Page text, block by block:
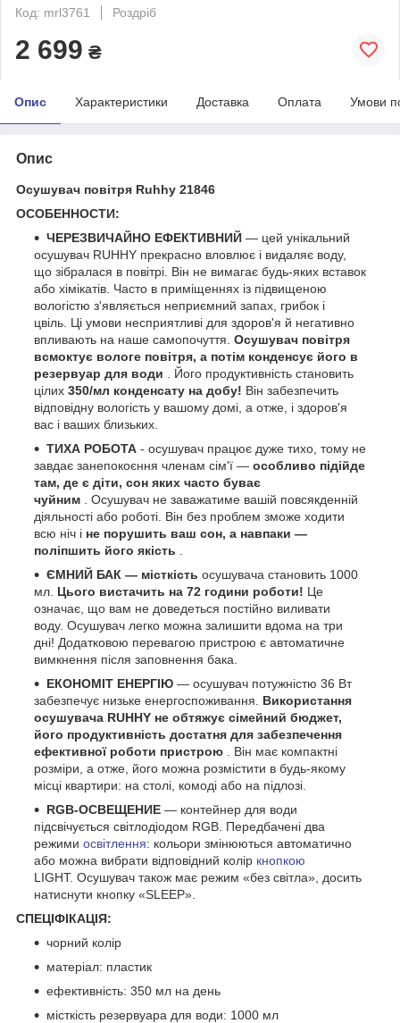
Код: mrl3761
Роздріб
2 699 ₴
Опис Характеристики Доставка Оплата Умови
Опис
Осушувач повітря Ruhhy 21846
ОСОБЕННОСТИ:
ЧЕРЕЗВИЧАЙНО ЕФЕКТИВНИЙ — цей унікальний
осушувач RUHHY прекрасно вловлює і видаляє воду,
що зібралася в повітрі. Він не вимагає будь-яких вставок
або хімікатів. Часто в приміщеннях із підвищеною
вологістю з'являється неприємний запах, грибок і
цвіль. Ці умови несприятливі для здоров'я й негативно
впливають на наше самопочуття. Осушувач повітря
всмоктує вологе повітря, а потім конденсує його в
резервуар для води . Його продуктивність становить
цілих 350/мл конденсату на добу! Він забезпечить
відповідну вологість у вашому домі, а отже, і здоров'я
вас і ваших близьких.
ТИХА РОБОТА - осушувач працює дуже тихо, тому не
завдає занепокоєння членам сім'ї — особливо підійде
там, де є діти, сон яких часто буває
чуйним . Осушувач не заважатиме вашій повсякденній
діяльності або роботі. Він без проблем зможе ходити
всю ніч і не порушить ваш сон, а навпаки —
поліпшить його якість
ЄМНИЙ БАК — місткість осушувача становить 1000
мл. Цього вистачить на 72 години роботи! Це
означає, що вам не доведеться постійно виливати
воду. Осушувач легко можна залишити вдома на три
дні! Додатковою перевагою пристрою є автоматичне
вимкнення після заповнення бака.
ЕКОНОМІТ ЕНЕРГІЮ — осушувач потужністю 36 Вт
забезпечує низьке енергоспоживання. Використання
осушувача RUHHY не обтяжує сімейний бюджет,
його продуктивність достатня для забезпечення
ефективної роботи пристрою . Він має компактні
розміри, а отже, його можна розмістити в будь-якому
місці квартири: на столі, комоді або на підлозі.
RGB-ОСВЕЩЕНИЕ — контейнер для води
підсвічується світлодіодом RGB. Передбачені два
режими освітлення: кольори змінюються автоматично
або можна вибрати відповідний колір кнопкою
LIGHT. Осушувач також має режим «без світла», досить
натиснути кнопку «SLEEP».
СПЕЦІФІКАЦІЯ:
чорний колір
матеріал: пластик
ефективність: 350 мл на день
місткість резервуара для води: 1000 мл